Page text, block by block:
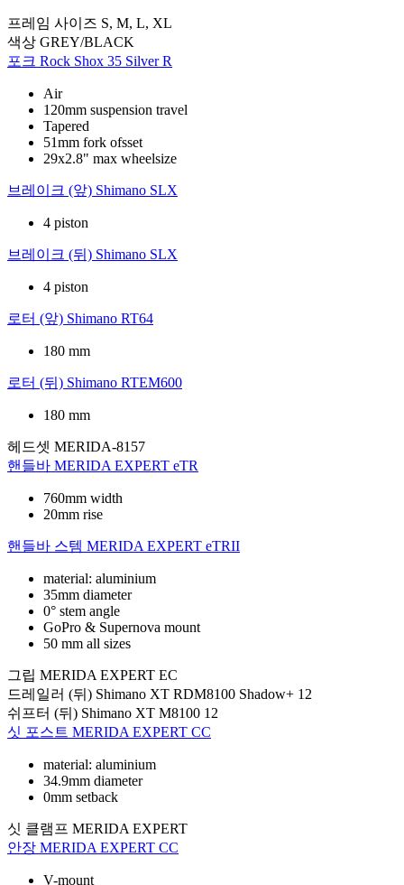
프레임 사이즈 S, M, L, XL
색상 GREY/BLACK
포크 Rock Shox 35 Silver R
Air
120mm suspension travel
Tapered
51mm fork ofsset
29x2.8" max wheelsize
브레이크 (앞) Shimano SLX
4 piston
브레이크 (뒤) Shimano SLX
4 piston
로터 (앞) Shimano RT64
180 mm
로터 (뒤) Shimano RTEM600
180 mm
헤드셋 MERIDA-8157
핸들바 MERIDA EXPERT eTR
760mm width
20mm rise
핸들바 스템 MERIDA EXPERT eTRII
material: aluminium
35mm diameter
0° stem angle
GoPro & Supernova mount
50 mm all sizes
그립 MERIDA EXPERT EC
드레일러 (뒤) Shimano XT RDM8100 Shadow+ 12
쉬프터 (뒤) Shimano XT M8100 12
싯 포스트 MERIDA EXPERT CC
material: aluminium
34.9mm diameter
0mm setback
싯 클램프 MERIDA EXPERT
안장 MERIDA EXPERT CC
V-mount